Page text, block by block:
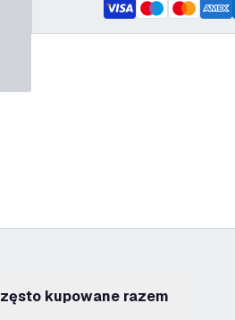
Często kupowane razem